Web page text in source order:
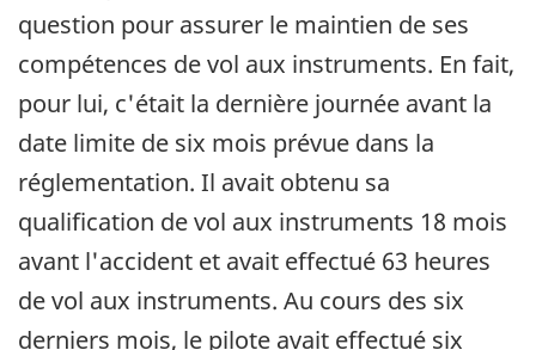
question pour assurer le maintien de ses
compétences de vol aux instruments. En fait,
pour lui, c'était la dernière journée avant la
date limite de six mois prévue dans la
réglementation. Il avait obtenu sa
qualification de vol aux instruments 18 mois
avant l'accident et avait effectué 63 heures
de vol aux instruments. Au cours des six
derniers mois, le pilote avait effectué six